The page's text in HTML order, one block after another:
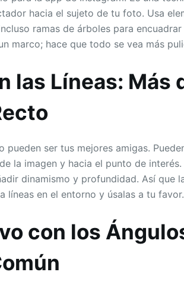
hacia el sujeto de tu foto. Usa
ramas de árboles para
marco; hace que todo se vea más
las Líneas: Más
pueden ser tus mejores amigas.
la imagen y hacia el punto de interés.
dinamismo y profundidad. Así que
líneas en el entorno y úsalas a tu favor.
con los